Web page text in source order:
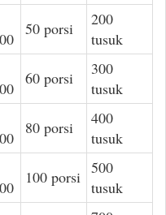
50 porsi
200
tusuk
60 porsi
300
tusuk
80 porsi
400
tusuk
100 porsi 500
tusuk